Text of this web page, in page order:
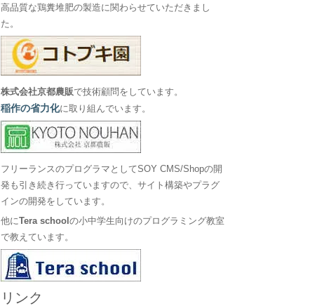
高品質な鶏糞堆肥の製造に関わらせていただきまし
た。
株式会社京都農販で技術顧問をしています。
稲作の省力化に取り組んでいます。
フリーランスのプログラマとしてSOY CMS/Shopの開
発も引き続き行っていますので、サイト構築やプラグ
インの開発をしています。
他にTera schoolの小中学生向けのプログラミング教室
で教えています。
リンク